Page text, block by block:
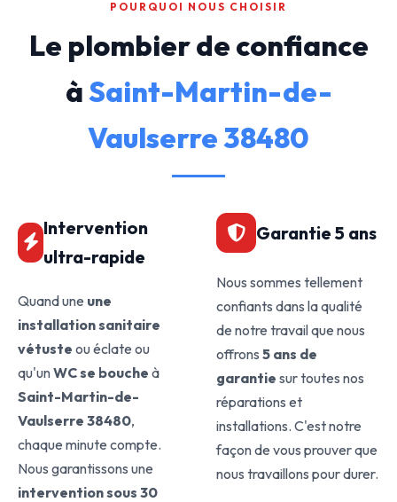
POURQUOI NOUS CHOISIR
Le plombier de confiance
àSaint-Martin-de-
Vaulserre 38480
Intervention
ultra-rapide
Quand une une
installation sanitaire
vétuste ou éclate ou
qu'unWC se bouche à
Saint-Martin-de-
Vaulserre 38480,
chaque minute compte.
Nous garantissons une
intervention sous 30
Garantie 5 ans
Nous sommes tellement
confiants dans la qualité
de notre travail que nous
offrons 5 ans de
garantie sur toutes nos
réparations et
installations. C'est notre
façon de vous prouver que
nous travaillons pour durer.